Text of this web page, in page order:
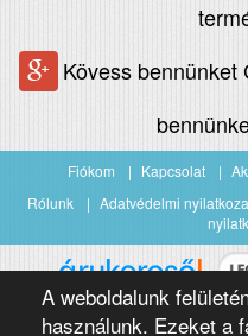
A weboldalunk
használunk. Ezeket a
Kövess bennünket
Fiókom Kapcsolat
Rólunk
Adatvédelmi